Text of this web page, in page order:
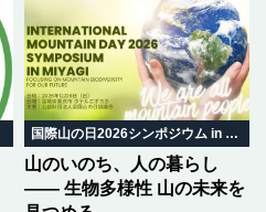
め、香川大会の開催趣旨を
踏まえた「大会テーマ」と
「ロゴマーク」の募集を開
始しました。どなたでも応
募可能（団体は除く）で
す。学生の方々も、奮って
応募してください！
国際山の日2026シンポジウム in みやぎ
山のいのち、人の暮らし
―― 生物多様性 山の未来を